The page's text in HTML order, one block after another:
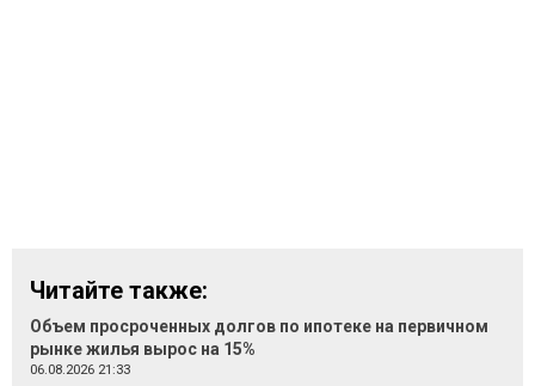
Читайте также:
Объем просроченных долгов по ипотеке на первичном
рынке жилья вырос на 15%
06.08.2026 21:33